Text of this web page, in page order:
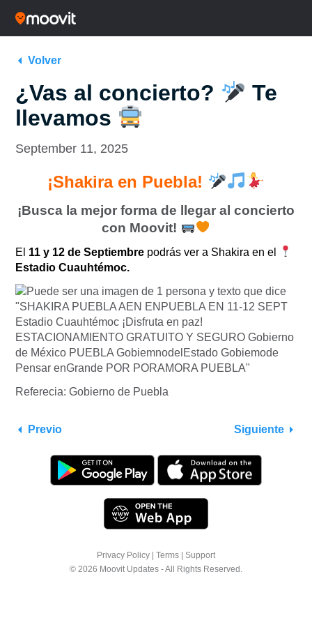
Volver
¿Vas al concierto?
Te
llevamos
September 11, 2025
¡Shakira en Puebla!
¡Busca la mejor forma de llegar al concierto
con Moovit!
El 11 y 12 de Septiembre podrás ver a Shakira en el
Estadio Cuauhtémoc.
Referecia: Gobierno de Puebla
Previo Siguiente
Privacy Policy | Terms | Support
© 2026 Moovit Updates - All Rights Reserved.